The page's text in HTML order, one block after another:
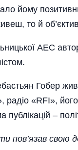
йому
то й
АЕС
Гобер
радіо «RFI»,
–
пов’язав свою